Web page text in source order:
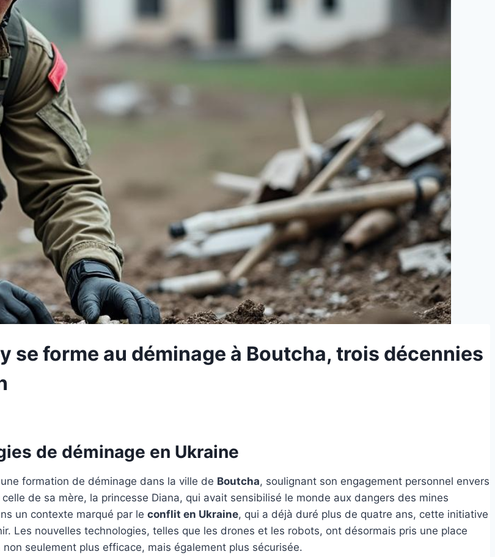
se forme au déminage à Boutcha, trois décennies
de déminage en Ukraine
formation de déminage dans la ville de Boutcha, soulignant son engagement personnel envers
de sa mère, la princesse Diana, qui avait sensibilisé le monde aux dangers des mines
un contexte marqué par le conflit en Ukraine, qui a déjà duré plus de quatre ans, cette initiative
Les nouvelles technologies, telles que les drones et les robots, ont désormais pris une place
seulement plus efficace, mais également plus sécurisée.